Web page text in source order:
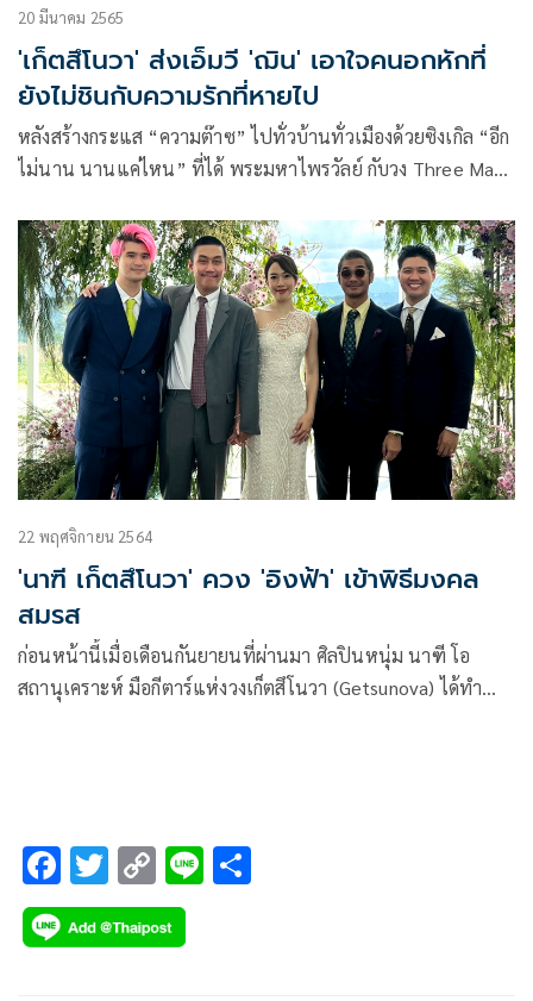
20 มีนาคม 2565
'เก็ตสึโนวา' ส่งเอ็มวี 'ฌิน' เอาใจคนอกหักที่
ยังไม่ชินกับความรักที่หายไป
หลังสร้างกระแส “ความต๊าซ” ไปทั่วบ้านทั่วเมืองด้วยซิงเกิล “อีก
ไม่นาน นานแค่ไหน” ที่ได้ พระมหาไพรวัลย์ กับวง Three Man
สนุกๆ โดนใจคนชอบเสี่ยง พร้อมแขกรับเชิญคนดังเรื่องตัวเลข
อย่าง แม่น้ำหนึ่ง
22 พฤศจิกายน 2564
'นาฑี เก็ตสึโนวา' ควง 'อิงฟ้า' เข้าพิธีมงคล
สมรส
ก่อนหน้านี้เมื่อเดือนกันยายนที่ผ่านมา ศิลปินหนุ่ม นาฑี โอ
สถานุเคราะห์ มือกีตาร์แห่งวงเก็ตสึโนวา (Getsunova) ได้ทำ
F
ac
e
T
wi
tt
C
o
p
Li